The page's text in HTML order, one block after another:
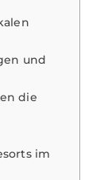
und
die
im